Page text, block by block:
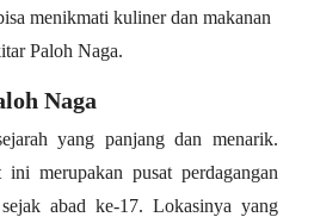
menikmati kuliner dan makanan
Paloh Naga.
Naga
yang panjang dan menarik.
merupakan pusat perdagangan
abad ke-17. Lokasinya yang